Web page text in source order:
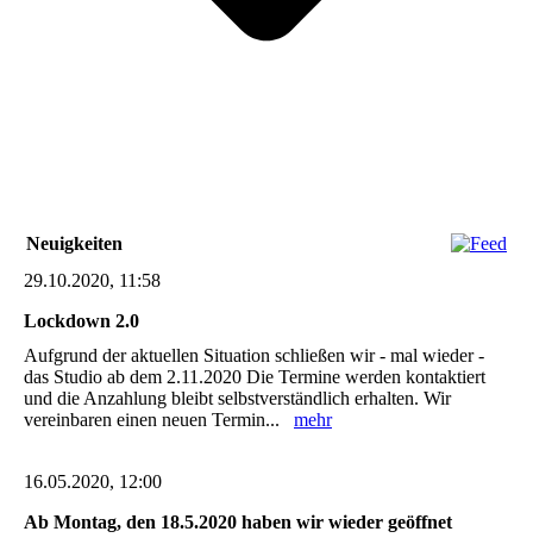
Neuigkeiten
29.10.2020, 11:58
Lockdown 2.0
Aufgrund der aktuellen Situation schließen wir - mal wieder -
das Studio ab dem 2.11.2020 Die Termine werden kontaktiert
und die Anzahlung bleibt selbstverständlich erhalten. Wir
vereinbaren einen neuen Termin... mehr
16.05.2020, 12:00
Ab Montag, den 18.5.2020 haben wir wieder geöffnet